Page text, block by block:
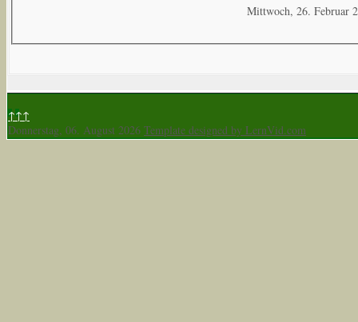
Mittwoch, 26. Februar
↑↑↑
Donnerstag, 06. August 2026 Template designed by LernVid.com